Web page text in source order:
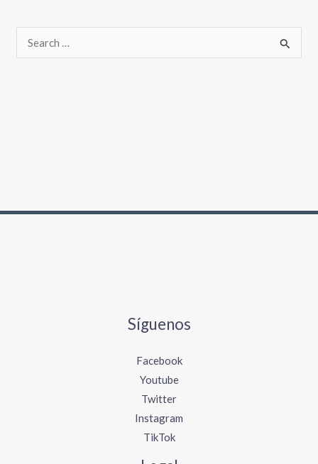
Síguenos
Facebook
Youtube
Twitter
Instagram
TikTok